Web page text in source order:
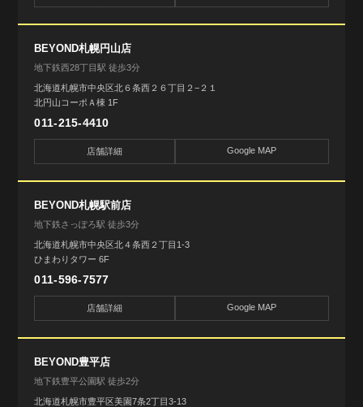
BEYOND札幌円山店
地下鉄西28丁目駅 徒歩3分
北海道札幌市中央区北６条西２６丁目２−２１
北円山コーポＡ棟 1F
011-215-4410
店舗詳細 Google MAP
BEYOND札幌駅前店
地下鉄さっぽろ駅 徒歩3分
北海道札幌市中央区北４条西２丁目1-3
ひまわりタワー 6F
011-596-7577
店舗詳細 Google MAP
BEYOND豊平店
地下鉄豊平公園駅 徒歩2分
北海道札幌市豊平区美園7条2丁目3-13